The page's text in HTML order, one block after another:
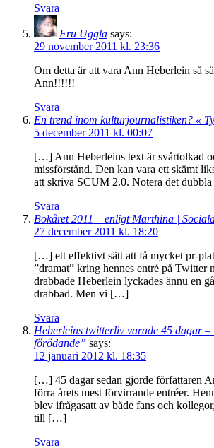
Svara
Fru Uggla says:
29 november 2011 kl. 23:36
Om detta är att vara Ann Heberlein så
Ann!!!!!!
Svara
En trend inom kulturjournalistiken? «
5 december 2011 kl. 00:07
[…] Ann Heberleins text är svårtolkad
missförstånd. Den kan vara ett skämt
att skriva SCUM 2.0. Notera det
Svara
Bokåret 2011 – enligt Marthina |
27 december 2011 kl. 18:20
[…] ett effektivt sätt att få mycket pr-
”dramat” kring hennes entré på Twitter
drabbade Heberlein lyckades ännu en
drabbad. Men vi […]
Svara
Heberleins twitterliv varade 45 dagar
förödande” says:
12 januari 2012 kl. 18:35
[…] 45 dagar sedan gjorde författaren
förra årets mest förvirrande entréer.
blev ifrågasatt av både fans och
till […]
Svara